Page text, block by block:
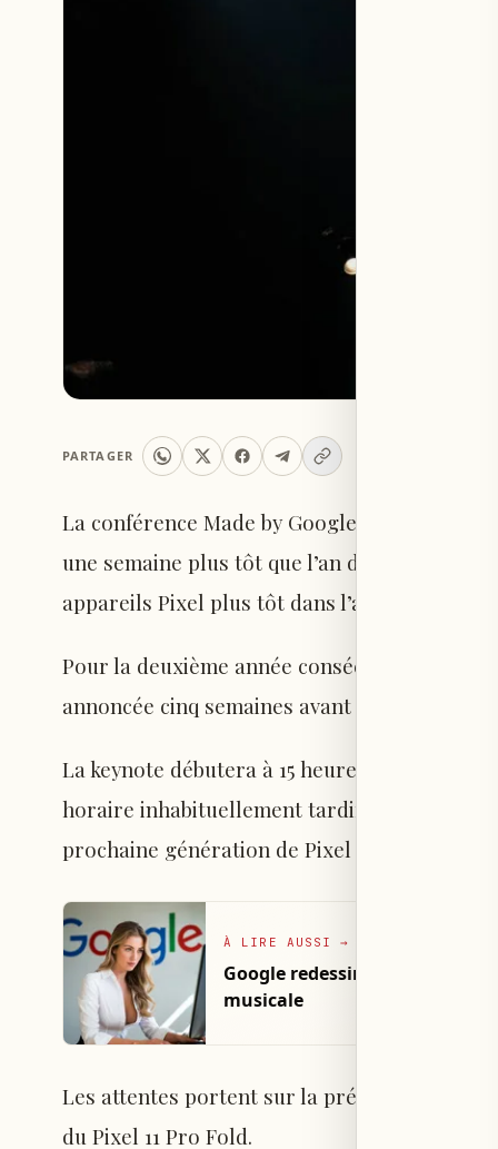
PARTAGER
La conférence Made by Google 2026 se
une semaine plus tôt que l’an dernier.
appareils Pixel plus tôt dans l’année.
Pour la deuxième année consécutive,
annoncée cinq semaines avant la date prévue.
La keynote débutera à 15 heures, heure du
horaire inhabituellement tardif. Google
prochaine génération de Pixel ».
À LIRE AUSSI →
Google redessine sa
musicale
Les attentes portent sur la présentation du
du Pixel 11 Pro Fold.